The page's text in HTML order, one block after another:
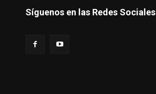
Síguenos en las Redes Sociales